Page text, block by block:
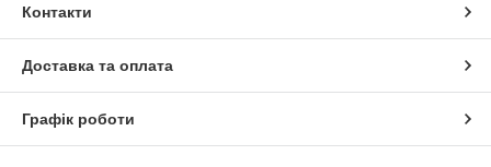
Контакти
Доставка та оплата
Графік роботи